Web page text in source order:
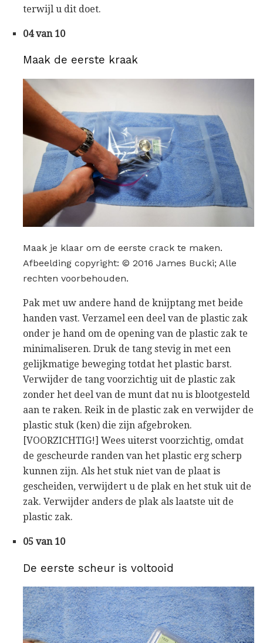
terwijl u dit doet.
04 van 10
Maak de eerste kraak
Maak je klaar om de eerste crack te maken.
Afbeelding copyright: © 2016 James Bucki; Alle
rechten voorbehouden.
Pak met uw andere hand de knijptang met beide
handen vast. Verzamel een deel van de plastic zak
onder je hand om de opening van de plastic zak te
minimaliseren. Druk de tang stevig in met een
gelijkmatige beweging totdat het plastic barst.
Verwijder de tang voorzichtig uit de plastic zak
zonder het deel van de munt dat nu is blootgesteld
aan te raken. Reik in de plastic zak en verwijder de
plastic stuk (ken) die zijn afgebroken.
[VOORZICHTIG!] Wees uiterst voorzichtig, omdat
de gescheurde randen van het plastic erg scherp
kunnen zijn. Als het stuk niet van de plaat is
gescheiden, verwijdert u de plak en het stuk uit de
zak. Verwijder anders de plak als laatste uit de
plastic zak.
05 van 10
De eerste scheur is voltooid